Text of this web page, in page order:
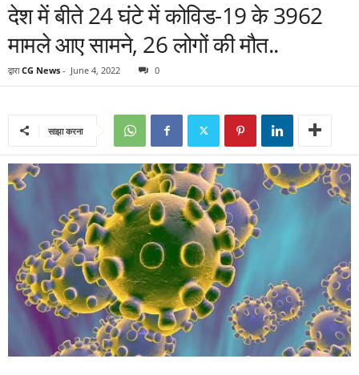
देश में बीते 24 घंटे में कोविड-19 के 3962
मामले आए सामने, 26 लोगों की मौत..
द्वारा CG News - June 4, 2022 0
साझा करना